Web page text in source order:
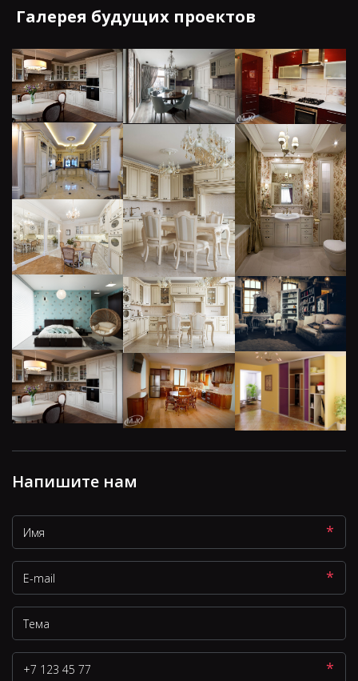
Галерея будущих проектов
Напишите нам
*
*
*